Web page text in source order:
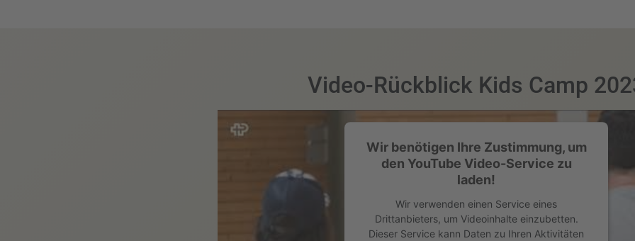
Video-Rückblick Kids Camp
Wir benötigen Ihre Zustimmung, um
den YouTube Video-Service zu
laden!
Wir verwenden einen Service eines
Drittanbieters, um Videoinhalte einzubetten.
Dieser Service kann Daten zu Ihren Aktivitäten